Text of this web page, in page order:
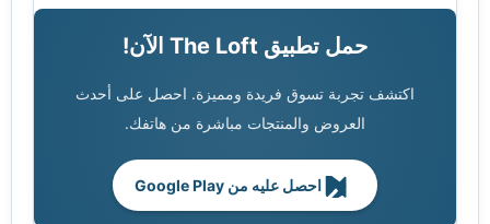
حمل تطبيق The Loft الآن!
اكتشف تجربة تسوق فريدة ومميزة. احصل على أحدث
العروض والمنتجات مباشرة من هاتفك.
احصل عليه من Google Play